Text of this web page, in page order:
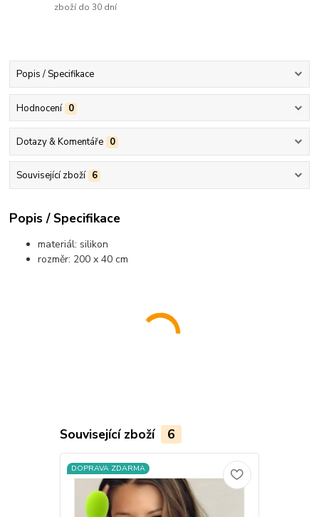
zboží do 30 dní
Popis / Specifikace
Hodnocení 0
Dotazy & Komentáře 0
Související zboží 6
Popis / Specifikace
materiál: silikon
rozměr: 200 x 40 cm
Související zboží 6
DOPRAVA ZDARMA